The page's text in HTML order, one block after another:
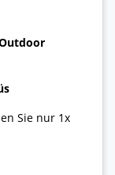
Sie nur 1x